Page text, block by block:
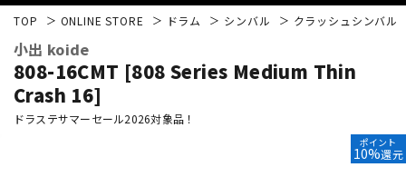
エレキギター
TOP ONLINE STORE ドラム シンバル クラッシュシンバル
小出 koide
808-16CMT [808 Series Medium Thin
Crash 16]
ドラステサマーセール2026対象品！
ポイント
10%還元